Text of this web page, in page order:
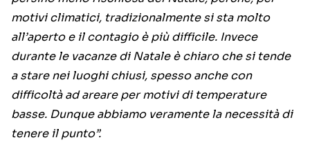
motivi climatici, tradizionalmente si sta molto
all’aperto e il contagio è più difficile. Invece
durante le vacanze di Natale è chiaro che si tende
a stare nei luoghi chiusi, spesso anche con
difficoltà ad areare per motivi di temperature
basse. Dunque abbiamo veramente la necessità di
tenere il punto”.